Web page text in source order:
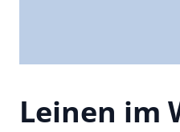
Leinen im